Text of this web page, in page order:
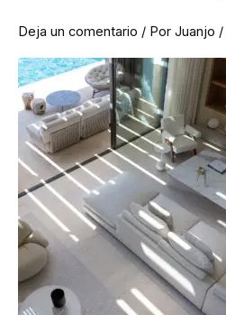
Deja un comentario / Por Juanjo /